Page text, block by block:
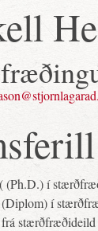
(Ph.D.) í
í